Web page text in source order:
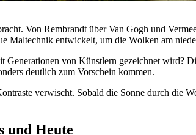
Von Rembrandt über Van Gogh und
Maltechnik entwickelt, um die Wolken am
Generationen von Künstlern gezeichnet wird?
deutlich zum Vorschein kommen.
verwischt. Sobald die Sonne durch die
und Heute